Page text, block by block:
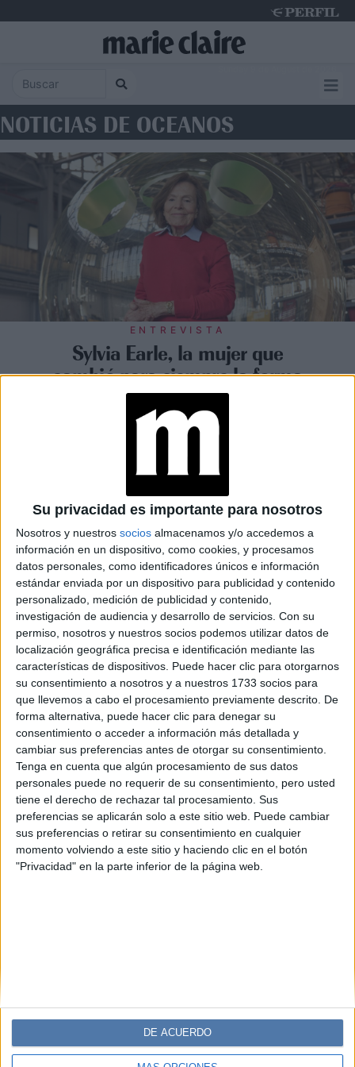
Su privacidad es importante para nosotros
Nosotros y nuestros socios almacenamos y/o accedemos a
información en un dispositivo, como cookies, y procesamos
datos personales, como identificadores únicos e información
estándar enviada por un dispositivo para publicidad y contenido
personalizado, medición de publicidad y contenido,
investigación de audiencia y desarrollo de servicios. Con su
permiso, nosotros y nuestros socios podemos utilizar datos de
localización geográfica precisa e identificación mediante las
características de dispositivos. Puede hacer clic para otorgarnos
su consentimiento a nosotros y a nuestros 1733 socios para
que llevemos a cabo el procesamiento previamente descrito. De
forma alternativa, puede hacer clic para denegar su
consentimiento o acceder a información más detallada y
cambiar sus preferencias antes de otorgar su consentimiento.
Tenga en cuenta que algún procesamiento de sus datos
personales puede no requerir de su consentimiento, pero usted
tiene el derecho de rechazar tal procesamiento. Sus
preferencias se aplicarán solo a este sitio web. Puede cambiar
sus preferencias o retirar su consentimiento en cualquier
momento volviendo a este sitio y haciendo clic en el botón
"Privacidad" en la parte inferior de la página web.
DE ACUERDO
NOTICIAS DE OCEANOS
ENTREVISTA
Sylvia Earle, la mujer que
cambió para siempre la forma
de mirar el océano
SOCIEDAD 20-10-2025 08:02
Sylvia Earle: la mujer que lidera la
defensa de los océanos a sus 89 años
A sus casi 90 años, Sylvia Earle continúa liderando la
defensa de los océanos con una convicción intacta.
Pionera en la exploración submarina, fundadora de
Mission Blue e inspiración para toda una generación de
científicas y activistas, su legado demuestra que
proteger el planeta también es un acto de amor y
persistencia.